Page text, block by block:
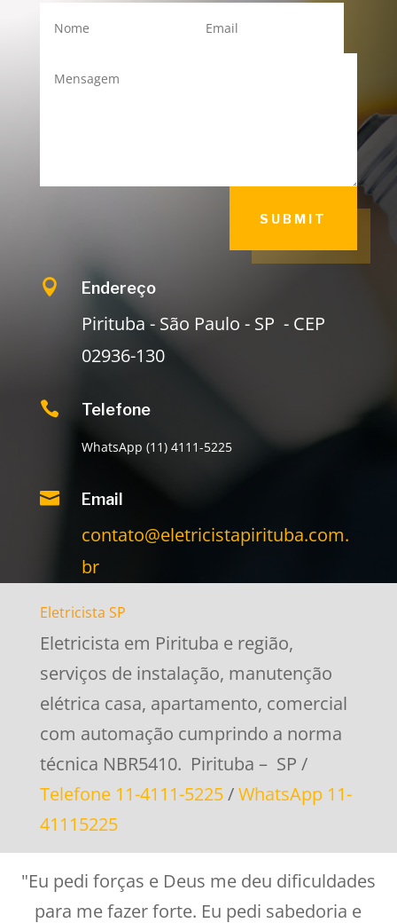
SUBMIT
 Endereço
Pirituba - São Paulo - SP - CEP
02936-130
 Telefone
WhatsApp (11) 4111-5225
 Email
contato@eletricistapirituba.com.
br
Eletricista SP
Eletricista em Pirituba e região,
serviços de instalação, manutenção
elétrica casa, apartamento, comercial
com automação cumprindo a norma
técnica NBR5410. Pirituba – SP /
Telefone 11-4111-5225/WhatsApp 11-
41115225
"Eu pedi forças e Deus me deu dificuldades
para me fazer forte. Eu pedi sabedoria e